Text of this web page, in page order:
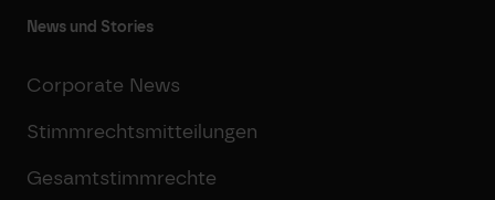
News und Stories
Corporate News
Stimmrechtsmitteilungen
Gesamtstimmrechte